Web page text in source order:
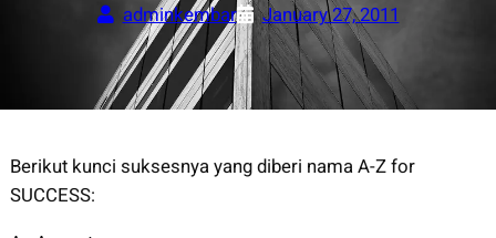
adminkembar January 27, 2011
Berikut kunci suksesnya yang diberi nama A-Z for
SUCCESS: